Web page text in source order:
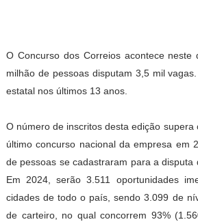
O Concurso dos Correios acontece neste
milhão de pessoas disputam 3,5 mil
estatal nos últimos 13 anos.
O número de inscritos desta edição supera
último concurso nacional da empresa em
de pessoas se cadastraram para a disputa
Em 2024, serão 3.511 oportunidades
cidades de todo o país, sendo 3.099 de
de carteiro, no qual concorrem 93%